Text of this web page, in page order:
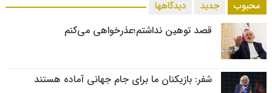
محبوب جدید دیدگاهها
قصد توهین نداشتم؛عذرخواهی می‌کنم
شفر: بازیکنان ما برای جام جهانی آماده هستند